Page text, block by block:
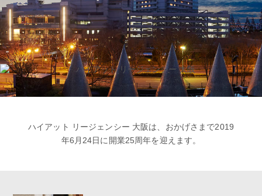
ハイアット リージェンシー 大阪は、おかげさまで2019
年6月24日に開業25周年を迎えます。